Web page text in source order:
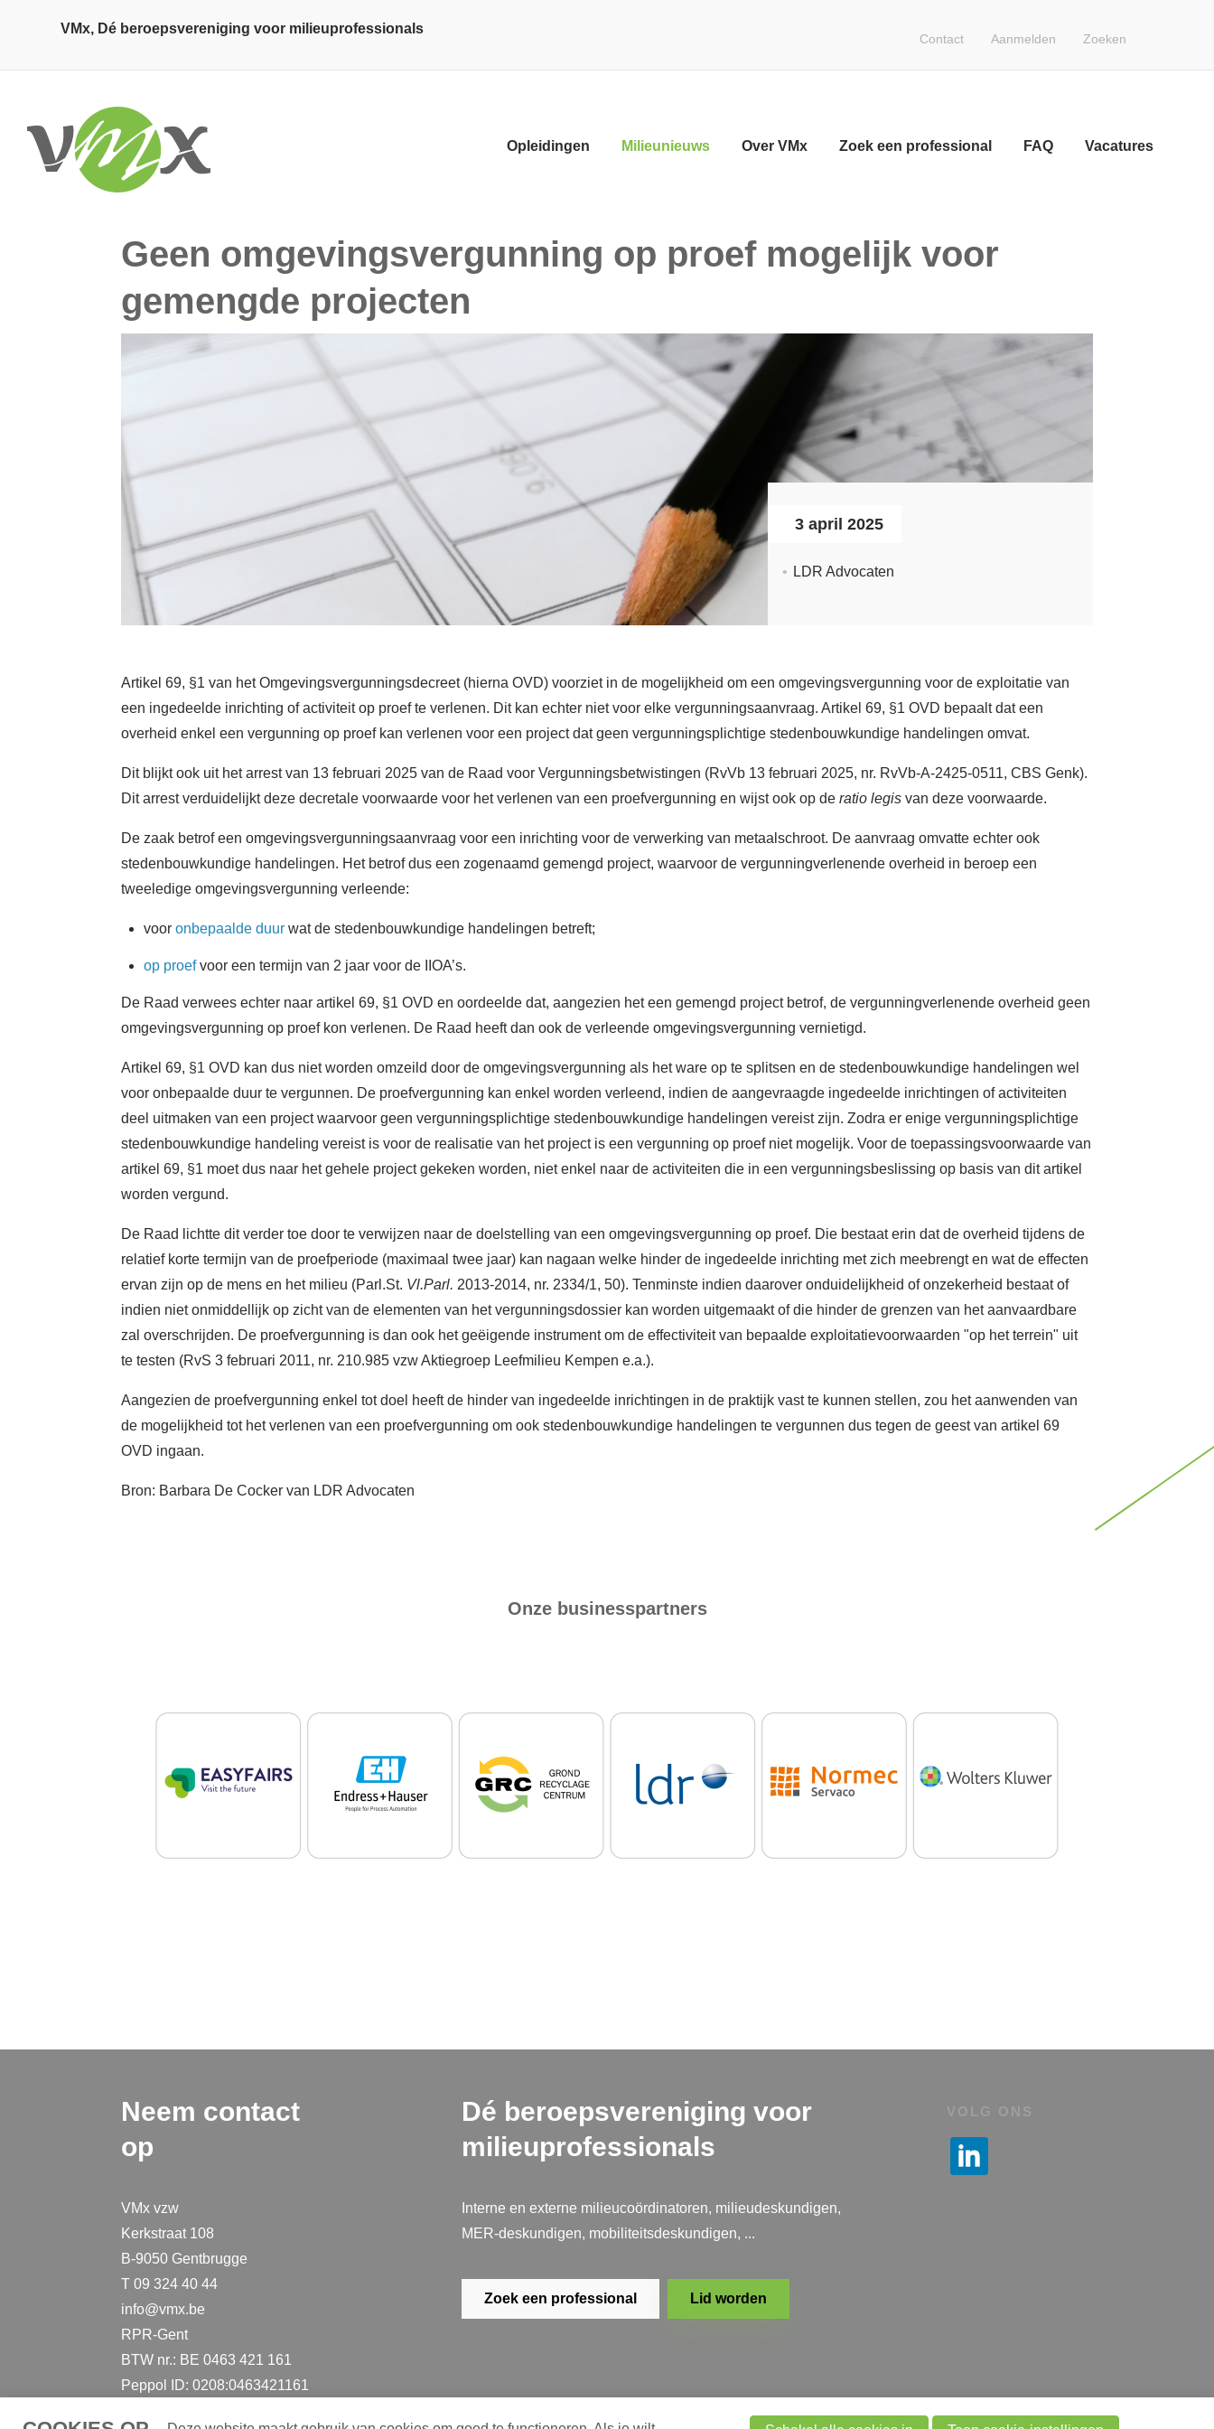
Opleidingen Milieunieuws Over VMx Zoek een professional FAQ Vacatures
VMx, Dé beroepsvereniging voor milieuprofessionals
Contact Aanmelden Zoeken
Geen omgevingsvergunning op proef mogelijk voor
gemengde projecten
3 april 2025
LDR Advocaten
Artikel 69, §1 van het Omgevingsvergunningsdecreet (hierna OVD) voorziet in de mogelijkheid om een omgevingsvergunning voor de exploitatie van
een ingedeelde inrichting of activiteit op proef te verlenen. Dit kan echter niet voor elke vergunningsaanvraag. Artikel 69, §1 OVD bepaalt dat een
overheid enkel een vergunning op proef kan verlenen voor een project dat geen vergunningsplichtige stedenbouwkundige handelingen omvat.
Dit blijkt ook uit het arrest van 13 februari 2025 van de Raad voor Vergunningsbetwistingen (RvVb 13 februari 2025, nr. RvVb-A-2425-0511, CBS Genk).
Dit arrest verduidelijkt deze decretale voorwaarde voor het verlenen van een proefvergunning en wijst ook op deratio legis van deze voorwaarde.
De zaak betrof een omgevingsvergunningsaanvraag voor een inrichting voor de verwerking van metaalschroot. De aanvraag omvatte echter ook
stedenbouwkundige handelingen. Het betrof dus een zogenaamd gemengd project, waarvoor de vergunningverlenende overheid in beroep een
tweeledige omgevingsvergunning verleende:
vooronbepaalde duur wat de stedenbouwkundige handelingen betreft;
op proefvoor een termijn van 2 jaar voor de IIOA’s.
De Raad verwees echter naar artikel 69, §1 OVD en oordeelde dat, aangezien het een gemengd project betrof, de vergunningverlenende overheid geen
omgevingsvergunning op proef kon verlenen. De Raad heeft dan ook de verleende omgevingsvergunning vernietigd.
Artikel 69, §1 OVD kan dus niet worden omzeild door de omgevingsvergunning als het ware op te splitsen en de stedenbouwkundige handelingen wel
voor onbepaalde duur te vergunnen. De proefvergunning kan enkel worden verleend, indien de aangevraagde ingedeelde inrichtingen of activiteiten
deel uitmaken van een project waarvoor geen vergunningsplichtige stedenbouwkundige handelingen vereist zijn. Zodra er enige vergunningsplichtige
stedenbouwkundige handeling vereist is voor de realisatie van het project is een vergunning op proef niet mogelijk. Voor de toepassingsvoorwaarde van
artikel 69, §1 moet dus naar het gehele project gekeken worden, niet enkel naar de activiteiten die in een vergunningsbeslissing op basis van dit artikel
worden vergund.
De Raad lichtte dit verder toe door te verwijzen naar de doelstelling van een omgevingsvergunning op proef. Die bestaat erin dat de overheid tijdens de
relatief korte termijn van de proefperiode (maximaal twee jaar) kan nagaan welke hinder de ingedeelde inrichting met zich meebrengt en wat de effecten
ervan zijn op de mens en het milieu (Parl.St. Vl.Parl. 2013-2014, nr. 2334/1, 50). Tenminste indien daarover onduidelijkheid of onzekerheid bestaat of
indien niet onmiddellijk op zicht van de elementen van het vergunningsdossier kan worden uitgemaakt of die hinder de grenzen van het aanvaardbare
zal overschrijden. De proefvergunning is dan ook het geëigende instrument om de effectiviteit van bepaalde exploitatievoorwaarden "op het terrein" uit
te testen (RvS 3 februari 2011, nr. 210.985 vzw Aktiegroep Leefmilieu Kempen e.a.).
Aangezien de proefvergunning enkel tot doel heeft de hinder van ingedeelde inrichtingen in de praktijk vast te kunnen stellen, zou het aanwenden van
de mogelijkheid tot het verlenen van een proefvergunning om ook stedenbouwkundige handelingen te vergunnen dus tegen de geest van artikel 69
OVD ingaan.
Bron: Barbara De Cocker van LDR Advocaten
Onze businesspartners
Neem contact
op
VMx vzw
Kerkstraat 108
B-9050 Gentbrugge
T 09 324 40 44
info@vmx.be
RPR-Gent
BTW nr.: BE 0463 421 161
Peppol ID: 0208:0463421161
Dé beroepsvereniging voor
milieuprofessionals
Interne en externe milieucoördinatoren, milieudeskundigen,
MER-deskundigen, mobiliteitsdeskundigen, ...
Zoek een professional Lid worden
Opleidingen
Onze nieuwsbrief
FAQ
Contact
Login